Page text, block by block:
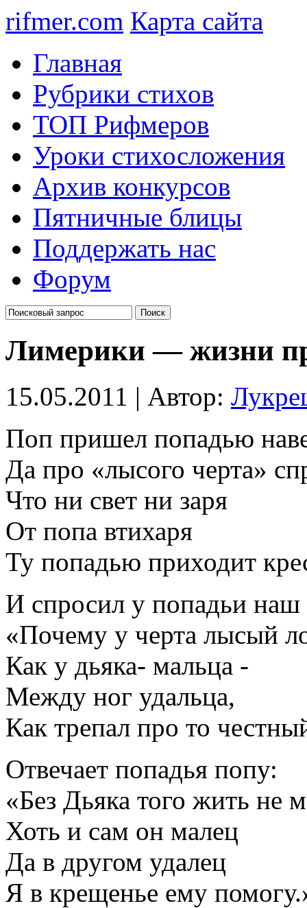
rifmer.com Карта сайта
Главная
Рубрики стихов
ТОП Рифмеров
Уроки стихосложения
Архив конкурсов
Пятничные блицы
Поддержать нас
Форум
Лимерики — жизни
15.05.2011 | Автор:
Поп пришел попадью
Да про «лысого черта»
Что ни свет ни заря
От попа втихаря
Ту попадью приходит
И спросил у попадьи
«Почему у черта лысый
Как у дьяка- мальца -
Между ног удальца,
Как трепал про то
Отвечает попадья попу:
«Без Дьяка того жить не
Хоть и сам он малец
Да в другом удалец
Я в крещенье ему